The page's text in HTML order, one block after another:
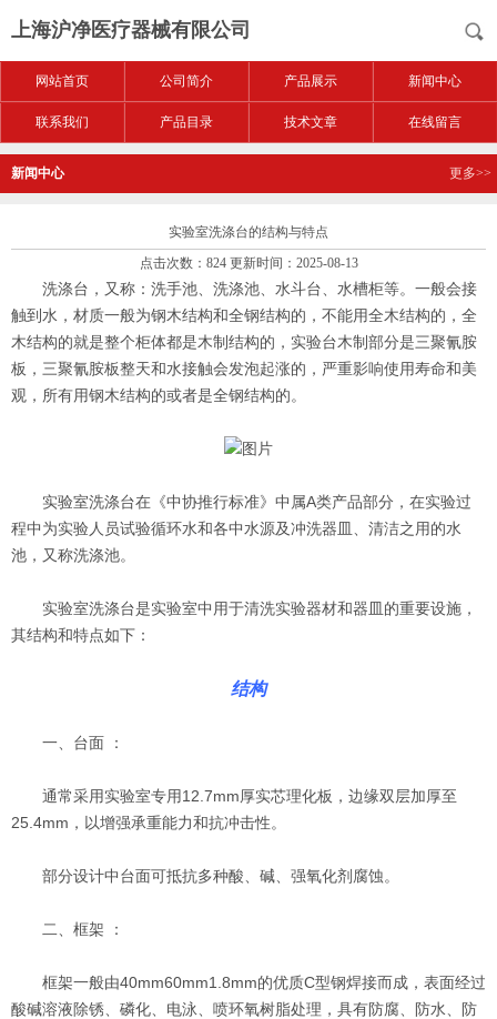
上海沪净医疗器械有限公司
网站首页 公司简介 产品展示 新闻中心
联系我们 产品目录 技术文章 在线留言
新闻中心 更多>>
实验室洗涤台的结构与特点
点击次数：824 更新时间：2025-08-13
洗涤台，又称：洗手池、洗涤池、水斗台、水槽柜等。一般会接
触到水，材质一般为钢木结构和全钢结构的，不能用全木结构的，全
木结构的就是整个柜体都是木制结构的，实验台木制部分是三聚氰胺
板，三聚氰胺板整天和水接触会发泡起涨的，严重影响使用寿命和美
观，所有用钢木结构的或者是全钢结构的。
实验室洗涤台在《中协推行标准》中属A类产品部分，在实验过
程中为实验人员试验循环水和各中水源及冲洗器皿、清洁之用的水
池，又称洗涤池。
实验室洗涤台是实验室中用于清洗实验器材和器皿的重要设施，
其结构和特点如下：
结构
一、台面 ：
通常采用实验室专用12.7mm厚实芯理化板，边缘双层加厚至
25.4mm，以增强承重能力和抗冲击性。
部分设计中台面可抵抗多种酸、碱、强氧化剂腐蚀。
二、框架 ：
框架一般由40mm60mm1.8mm的优质C型钢焊接而成，表面经过
酸碱溶液除锈、磷化、电泳、喷环氧树脂处理，具有防腐、防水、防